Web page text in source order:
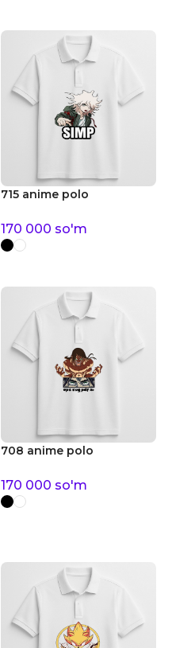
715 anime polo
170 000 so'm
708 anime polo
170 000 so'm